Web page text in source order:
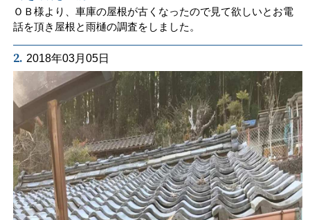
ＯＢ様より、車庫の屋根が古くなったので見て欲しいとお電
話を頂き屋根と雨樋の調査をしました。
2. 2018年03月05日